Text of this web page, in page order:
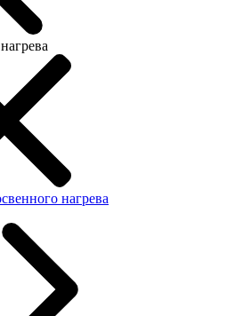
нагрева